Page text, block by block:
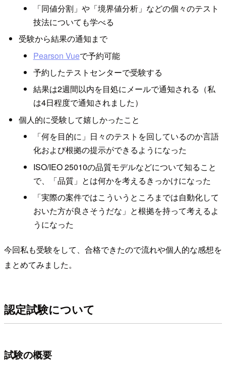
「同値分割」や「境界値分析」などの個々のテスト
技法についても学べる
受験から結果の通知まで
Pearson Vueで予約可能
予約したテストセンターで受験する
結果は2週間以内を目処にメールで通知される（私
は4日程度で通知されました）
個人的に受験して嬉しかったこと
「何を目的に」日々のテストを回しているのか言語
化および根拠の提示ができるようになった
ISO/IEO 25010の品質モデルなどについて知ること
で、「品質」とは何かを考えるきっかけになった
「実際の案件ではこういうところまでは自動化して
おいた方が良さそうだな」と根拠を持って考えるよ
うになった
今回私も受験をして、合格できたので流れや個人的な感想を
まとめてみました。
認定試験について
試験の概要